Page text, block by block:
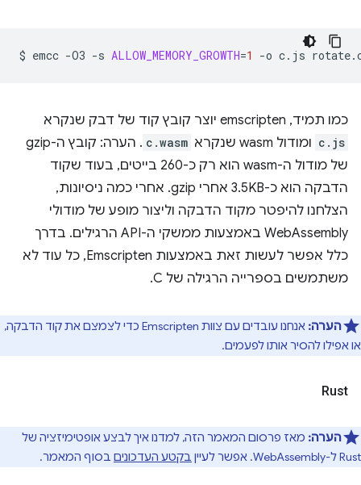
$ emcc -O3 -s ALLOW_MEMORY_GROWTH=1 -o c.js
כמו תמיד, emscripten יוצר קובץ קוד של דבק שנקרא
c.js ומודול wasm שנקרא c.wasm
. הערה: קובץ ה-gzip
של מודול ה-wasm הוא רק כ-260 בייטים, בעוד שקוד
הדבקה הוא כ-3.5KB אחרי gzip. אחרי כמה ניסיונות,
הצלחנו להיפטר מקוד הדבקה וליצור מופע של מודולי
WebAssembly באמצעות ממשקי ה-API הרגילים. בדרך
כלל אפשר לעשות זאת באמצעות Emscripten, כל עוד לא
משתמשים בספרייה הרגילה של C‎.
הערה:
אנחנו עובדים עם צוות Emscripten כדי לצמצם את קוד הדבקה,
או אפילו להסיר אותו לפעמים.
Rust
הערה: מאז פרסום המאמר הזה, למדנו איך לבצע אופטימיזציה של
Rust ל-WebAssembly. אפשר לעיין
בקטע העדכונים בסוף המאמר.